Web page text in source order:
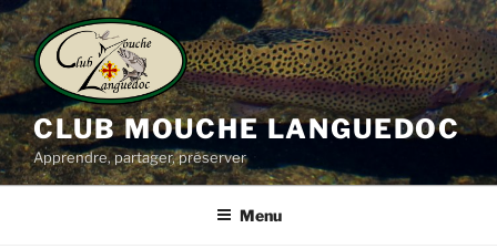
Aller
au
contenu
principal
CLUB MOUCHE LANGUEDOC
Apprendre, partager, préserver
Menu